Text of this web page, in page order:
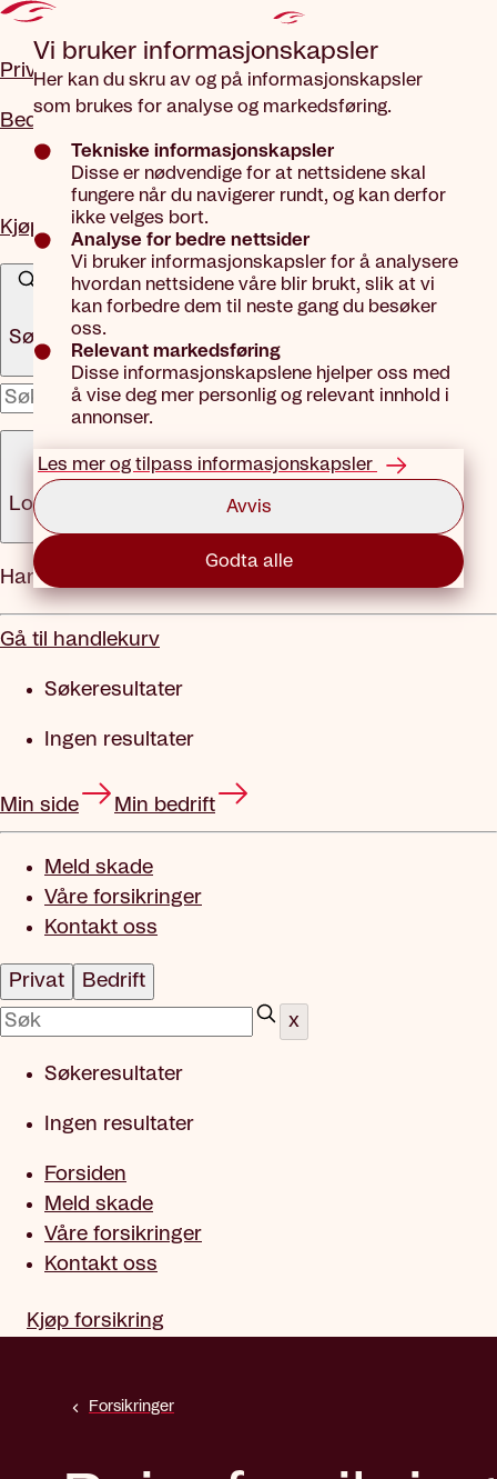
Vi bruker informasjons­kapsler
Her kan du skru av og på informasjonskapsler
som brukes for analyse og markedsføring.
Tekniske informasjonskapsler
Disse er nødvendige for at nettsidene skal
fungere når du navigerer rundt, og kan derfor
ikke velges bort.
Analyse for bedre nettsider
Vi bruker informasjonskapsler for å analysere
hvordan nettsidene våre blir brukt, slik at vi
kan forbedre dem til neste gang du besøker
oss.
Relevant markedsføring
Disse informasjonskapslene hjelper oss med
å vise deg mer personlig og relevant innhold i
annonser.
Les mer og tilpass informasjonskapsler
Avvis
Godta alle
Privat
Bedrift
Kjøp forsikring
Søk
x
Logg inn
Meny
Handlekurv
Gå til handlekurv
Søkeresultater
Ingen resultater
Min side Min bedrift
Meld skade
Våre forsikringer
Kontakt oss
Privat
Bedrift
x
Søkeresultater
Ingen resultater
Forsiden
Meld skade
Våre forsikringer
Kontakt oss
Kjøp forsikring
Forsikringer